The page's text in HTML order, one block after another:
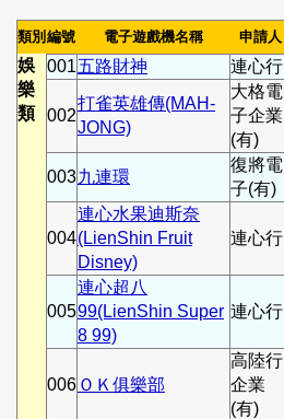
類別 編號 電子遊戲機名稱 申請人
娛
樂
類
001五路財神 連心行
002
打雀英雄傳(MAH-
JONG)
大格電
子企業
(有)
003九連環
復將電
子(有)
004
連心水果迪斯奈
(LienShin Fruit
Disney)
連心行
005
連心超八
99(LienShin Super
8 99)
連心行
006 ＯＫ俱樂部
高陸行
企業
(有)